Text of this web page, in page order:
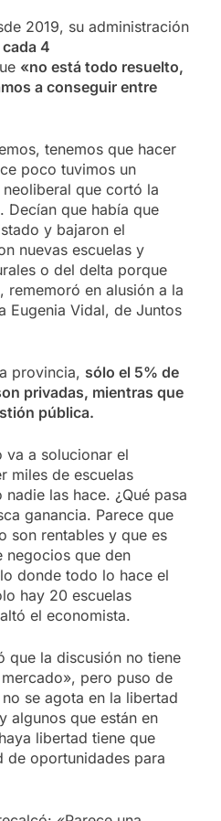
2019, su administración
4
«no está todo resuelto,
a conseguir entre
tenemos que hacer
poco tuvimos un
que cortó la
Decían que había que
y bajaron el
nuevas escuelas y
o del delta porque
rememoró en alusión a la
Eugenia Vidal, de Juntos
provincia, sólo el 5% de
privadas, mientras que
pública.
va a solucionar el
miles de escuelas
las hace. ¿Qué pasa
ganancia. Parece que
son rentables y que es
que den
donde todo lo hace el
hay 20 escuelas
el economista.
que la discusión no tiene
pero puso de
se agota en la libertad
algunos que están en
libertad tiene que
de oportunidades para